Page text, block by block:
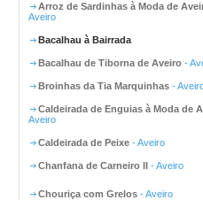
Arroz de Sardinhas à Moda de
Aveiro
Bacalhau à Bairrada
Bacalhau de Tiborna de Aveiro -
Broinhas da Tia Marquinhas -
Caldeirada de Enguias à Moda de
Aveiro
Caldeirada de Peixe - Aveiro
Chanfana de Carneiro II - Aveiro
Chouriça com Grelos - Aveiro